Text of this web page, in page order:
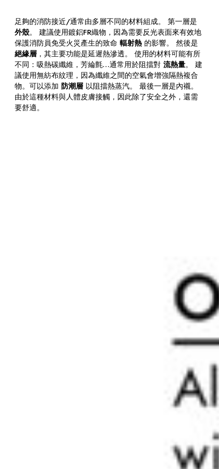
足夠的消防接近/通常由多層不同的材料組成。 第一層是
外殼。 建議使用鍍鋁FR織物，因為需要反光表面來有效地
保護消防員免受火災產生的致命輻射熱 的影響。 然後是
絕緣層，其主要功能是延遲熱滲透。 使用的材料可能有所
不同：吸熱碳纖維，芳綸氈…通常用於阻擋對流熱量。 建
議使用無紡布紋理，因為纖維之間的空氣會增強隔熱複合
物。可以添加 防潮層以阻擋熱蒸汽。 最後一層是內襯。
由於這種材料與人體皮膚接觸，因此除了安全之外，還需
要舒適。